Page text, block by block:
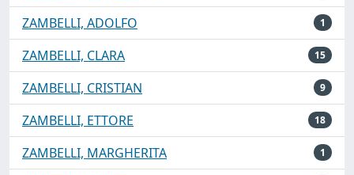
ZAMBELLI, ADOLFO 1
ZAMBELLI, CLARA 15
ZAMBELLI, CRISTIAN 9
ZAMBELLI, ETTORE 18
ZAMBELLI, MARGHERITA 1